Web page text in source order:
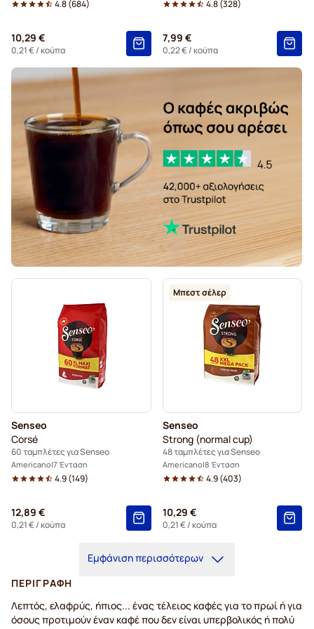
Black Coffee for Senseo® Για Senseo®
Kaffekapslen για Senseo®
4.8(684)
10,29 €
0,21 €/ κούπα
4.8(328)
7,99 €
0,22 €/ κούπα
Senseo
Corsé
60 ταμπλέτες για Senseo
Americano 7 Ένταση
4.9(149)
12,89 €
0,21 €/ κούπα
Μπεστ σέλερ
Senseo
Strong (normal cup)
48 ταμπλέτες για Senseo
Americano 8 Ένταση
4.9(403)
10,29 €
0,21 €/ κούπα
Εμφάνιση περισσότερων
ΠΕΡΙΓΡΑΦΉ
Λεπτός, ελαφρύς, ήπιος... ένας τέλειος καφές για το πρωί ή για
όσους προτιμούν έναν καφέ που δεν είναι υπερβολικός ή πολύ